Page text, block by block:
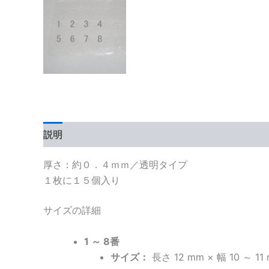
説明
厚さ：約０．４ｍｍ／透明タイプ
１枚に１５個入り
サイズの詳細
1 ～ 8番
サイズ： 長さ 12 mm × 幅 10 ～ 11